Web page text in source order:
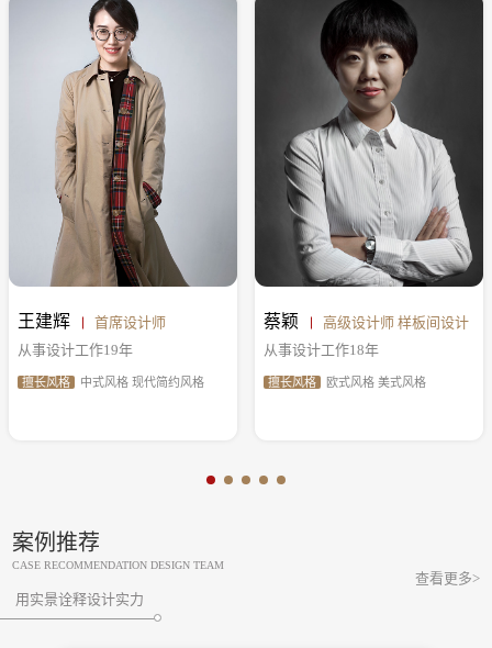
王建辉
首席设计师
从事设计工作19年
擅长风格 中式风格 现代简约风格
蔡颖
高级设计师 样板间设计
从事设计工作18年
擅长风格 欧式风格 美式风格
案例推荐
CASE RECOMMENDATION DESIGN TEAM
用实景诠释设计实力
查看更多>